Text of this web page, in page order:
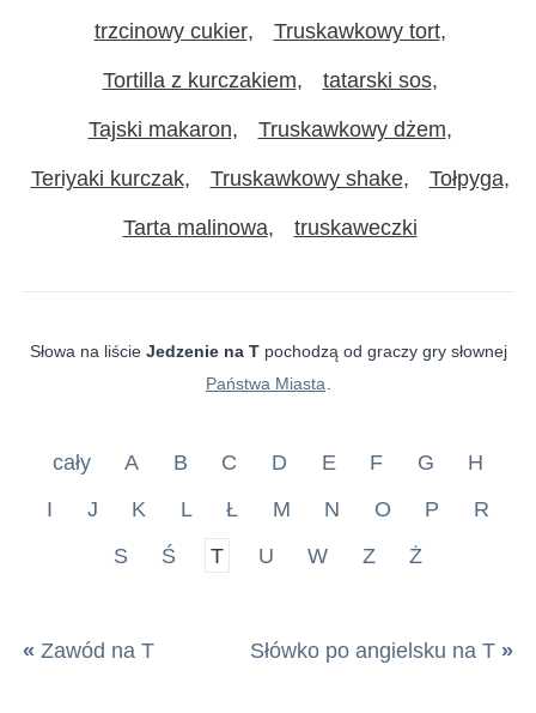
trzcinowy cukier Truskawkowy tort
Tortilla z kurczakiem tatarski sos
Tajski makaron Truskawkowy dżem
Teriyaki kurczak Truskawkowy shake Tołpyga
Tarta malinowa truskaweczki
Słowa na liście Jedzenie na Tpochodzą od graczy gry słownej
Państwa Miasta
cały A B C D E F G
H
I
J K L Ł M N O P
R
S
Ś T U W Z Ż
« Zawód na T Słówko po angielsku na T »